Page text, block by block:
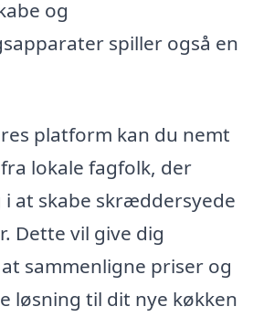
og
spiller også en
platform kan du nemt
lokale fagfolk, der
i at skabe skræddersyede
Dette vil give dig
sammenligne priser og
løsning til dit nye køkken